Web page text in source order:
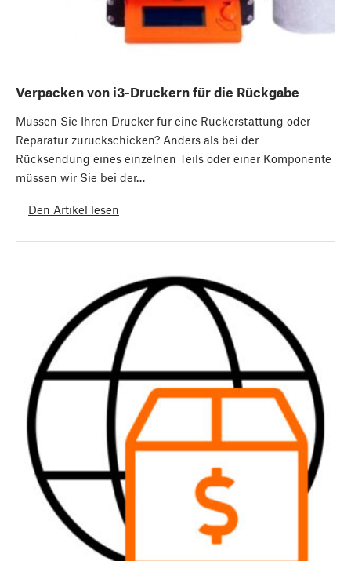
Verpacken von i3-Druckern für die Rückgabe
Müssen Sie Ihren Drucker für eine Rückerstattung oder
Reparatur zurückschicken? Anders als bei der
Rücksendung eines einzelnen Teils oder einer Komponente
müssen wir Sie bei der…
Den Artikel lesen